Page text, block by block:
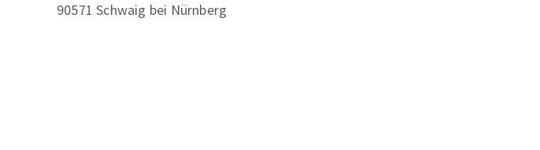
90571 Schwaig bei Nürnberg